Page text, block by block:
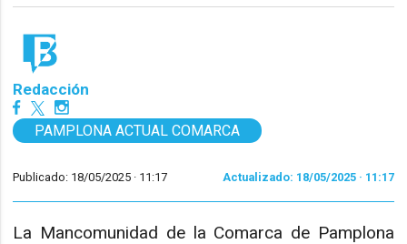
Redacción
PAMPLONA ACTUAL COMARCA
Publicado: 18/05/2025 · 11:17 Actualizado: 18/05/2025 · 11:17
La Mancomunidad de la Comarca de Pamplona